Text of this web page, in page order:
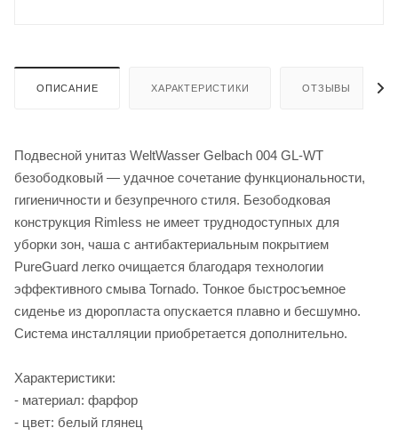
ОПИСАНИЕ ХАРАКТЕРИСТИКИ ОТЗЫВЫ
Подвесной унитаз WeltWasser Gelbach 004 GL-WT
безободковый — удачное сочетание функциональности,
гигиеничности и безупречного стиля. Безободковая
конструкция Rimless не имеет труднодоступных для
уборки зон, чаша с антибактериальным покрытием
PureGuard легко очищается благодаря технологии
эффективного смыва Tornado. Тонкое быстросъемное
сиденье из дюропласта опускается плавно и бесшумно.
Система инсталляции приобретается дополнительно.
Характеристики:
- материал: фарфор
- цвет: белый глянец